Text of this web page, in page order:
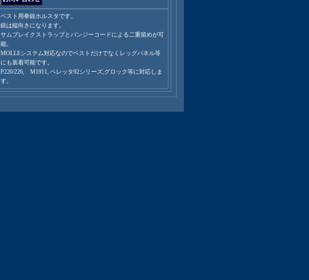
ベスト用拳銃ホルスタです。
銃は縦向きになります。
サムブレイクストラップとバンジーコードによる二重留めが可
能。
MOLLEシステム対応なのでベストだけでなくレッグパネル等
にも装着可能です。
P220/226, M1911, ベレッタ92シリーズ,グロック等に対応しま
す。